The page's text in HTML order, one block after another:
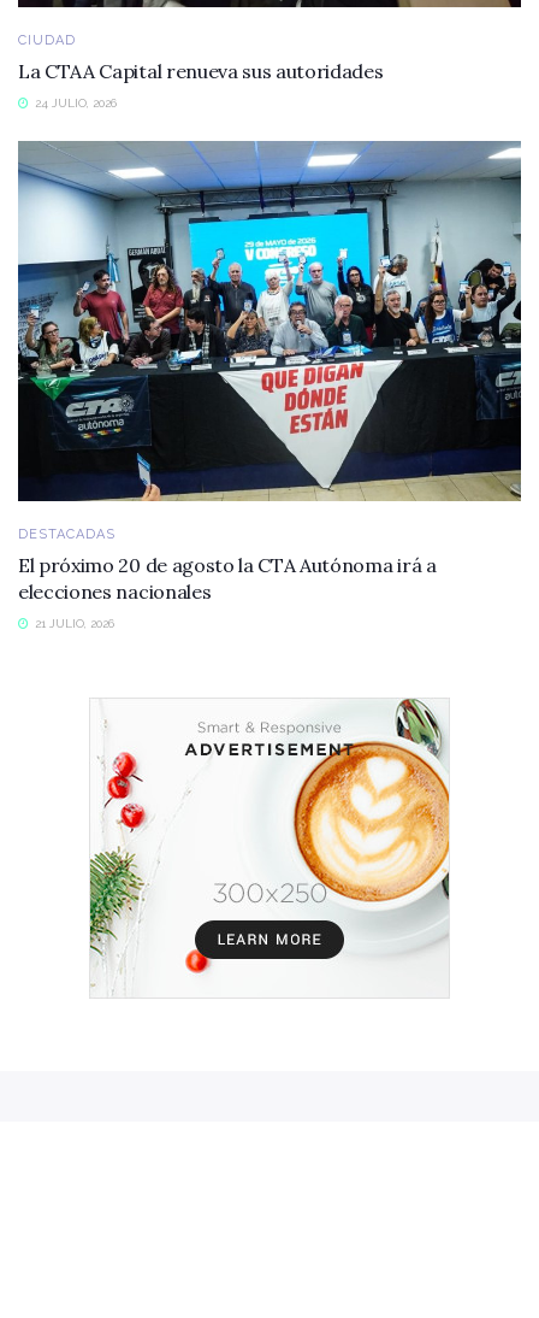
CIUDAD
La CTAA Capital renueva sus autoridades
24 JULIO, 2026
DESTACADAS
El próximo 20 de agosto la CTA Autónoma irá a
elecciones nacionales
21 JULIO, 2026